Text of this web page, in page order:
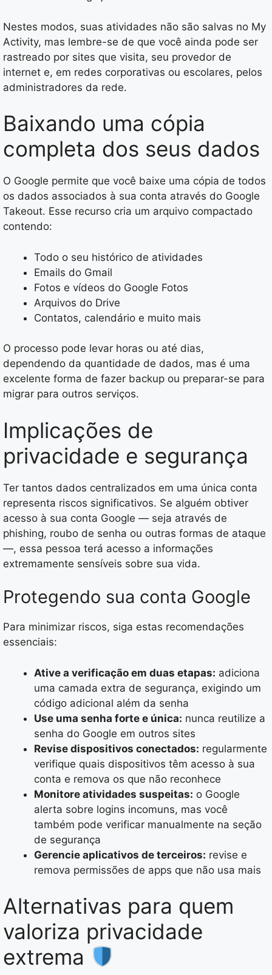
Nestes modos, suas atividades não são salvas no My
Activity, mas lembre-se de que você ainda pode ser
rastreado por sites que visita, seu provedor de
internet e, em redes corporativas ou escolares, pelos
administradores da rede.
Baixando uma cópia
completa dos seus dados
O Google permite que você baixe uma cópia de todos
os dados associados à sua conta através do Google
Takeout. Esse recurso cria um arquivo compactado
contendo:
Todo o seu histórico de atividades
Emails do Gmail
Fotos e vídeos do Google Fotos
Arquivos do Drive
Contatos, calendário e muito mais
O processo pode levar horas ou até dias,
dependendo da quantidade de dados, mas é uma
excelente forma de fazer backup ou preparar-se para
migrar para outros serviços.
Implicações de
privacidade e segurança
Ter tantos dados centralizados em uma única conta
representa riscos significativos. Se alguém obtiver
acesso à sua conta Google — seja através de
phishing, roubo de senha ou outras formas de ataque
—, essa pessoa terá acesso a informações
extremamente sensíveis sobre sua vida.
Protegendo sua conta Google
Para minimizar riscos, siga estas recomendações
essenciais:
Ative a verificação em duas etapas: adiciona
uma camada extra de segurança, exigindo um
código adicional além da senha
Use uma senha forte e única: nunca reutilize a
senha do Google em outros sites
Revise dispositivos conectados: regularmente
verifique quais dispositivos têm acesso à sua
conta e remova os que não reconhece
Monitore atividades suspeitas: o Google
alerta sobre logins incomuns, mas você
também pode verificar manualmente na seção
de segurança
Gerencie aplicativos de terceiros: revise e
remova permissões de apps que não usa mais
Alternativas para quem
valoriza privacidade
extrema